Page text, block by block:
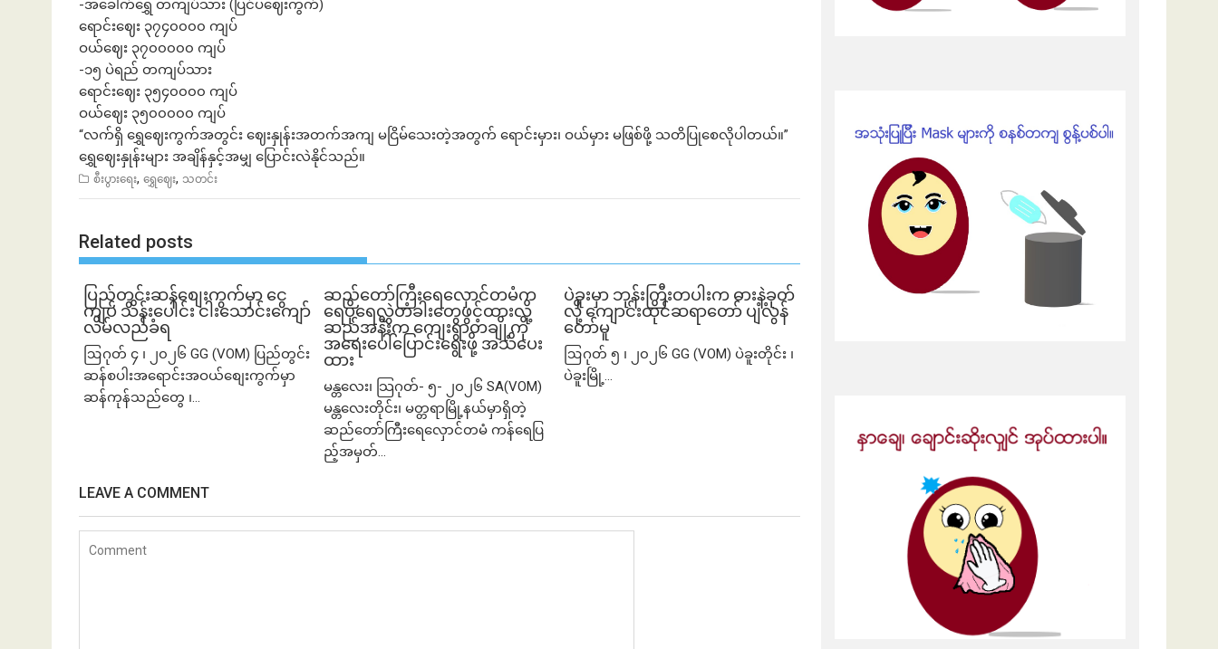
-အခေါက်ရွှေ တကျပ်သား (ပြင်ပဈေးကွက်)
ရောင်းဈေး ၃၇၄၀၀၀၀ ကျပ်
ဝယ်ဈေး ၃၇၀၀၀၀၀ ကျပ်
-၁၅ ပဲရည် တကျပ်သား
ရောင်းဈေး ၃၅၄၀၀၀၀ ကျပ်
ဝယ်ဈေး ၃၅၀၀၀၀၀ ကျပ်
“လက်ရှိ ရွှေဈေးကွက်အတွင်း ဈေးနှုန်းအတက်အကျ မငြိမ်သေးတဲ့အတွက် ရောင်းမှား၊ ဝယ်မှား မဖြစ်ဖို့ သတိပြုစေလိုပါတယ်။”
ရွှေဈေးနှုန်းများ အချိန်နှင့်အမျှ ပြောင်းလဲနိုင်သည်။
စီးပွားရေး, ရွှေဈေး, သတင်း
Related posts
ပြည်တွင်းဆန်စျေးကွက်မှာ ငွေ
ကျပ် သိန်းပေါင်း ငါး​သောင်းကျော်
လိမ်လည်ခံရ
ဩဂုတ် ၄ ၊ ၂၀၂၆ GG (VOM) ပြည်တွင်း
ဆန်စပါးအရောင်းအဝယ်စျေးကွက်မှာ
ဆန်ကုန်သည်တွေ ၊...
ဆည်တော်ကြီးရေလှောင်တမံက
ရေပိုရေလွှဲတံခါးတွေဖွင့်ထားလို့
ဆည်အနီးက ကျေးရွာတချို့ကို
အရေးပေါ်ပြောင်းရွေးဖို့ အသိပေး
ထား
မန္တလေး၊ သြဂုတ်- ၅- ၂၀၂၆ SA(VOM)
မန္တလေးတိုင်း၊ မတ္တရာမြို့နယ်မှာရှိတဲ့
ဆည်တော်ကြီးရေလှောင်တမံ ကန်ရေပြ
ည့်အမှတ်...
ပဲခူးမှာ ဘုန်းကြီးတပါးက ဓားနဲ့ခုတ်
လို့ ကျောင်းထိုင်ဆရာတော် ပျံလွန်
တော်မူ
ဩဂုတ် ၅ ၊ ၂၀၂၆ GG (VOM) ပဲခူးတိုင်း ၊
ပဲခူးမြို့...
LEAVE A COMMENT